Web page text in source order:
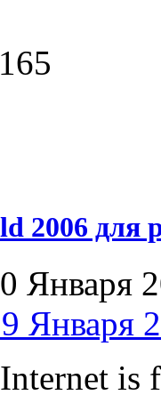
2006 для
Января
Января
is